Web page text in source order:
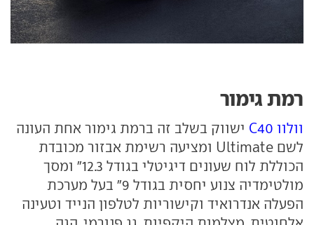
רמת גימור
וולוו C40
ישווק בשלב זה ברמת גימור אחת העונה
לשם Ultimate ומציעה רשימת אבזור מכובדת
הכוללת לוח שעונים דיגיטלי בגודל 12.3" ומסך
מולטימדיה צנוע יחסית בגודל 9" בעל מערכת
הפעלה אנדרואיד וקישוריות לטלפון הנייד וטעינה